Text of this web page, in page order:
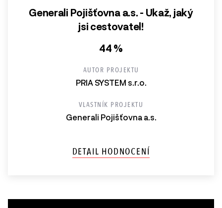
Generali Pojišťovna a.s. - Ukaž, jaký
jsi cestovatel!
44 %
AUTOR PROJEKTU
PRIA SYSTEM s.r.o.
VLASTNÍK PROJEKTU
Generali Pojišťovna a.s.
DETAIL HODNOCENÍ